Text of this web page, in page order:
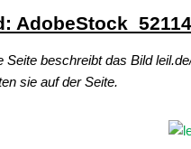
Seite beschreibt das Bild
sie auf der Seite.